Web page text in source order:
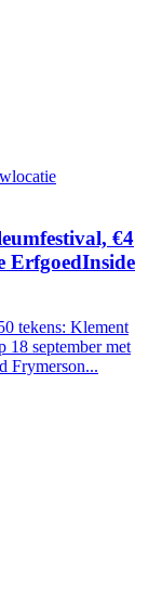
€4
ErfgoedInside
tekens: Klement
18 september met
Frymerson...